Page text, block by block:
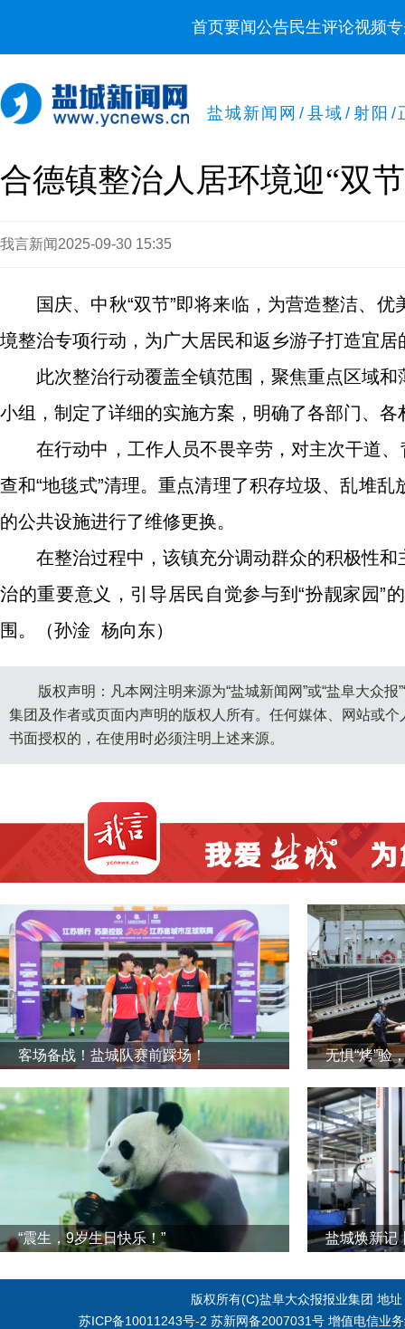
首页要闻公告民生评论视频
盐城新闻网 / 县域 / 射阳 /
合德镇整治人居环境迎“双
我言新闻 2025-09-30 15:35
国庆、中秋“双节”即将来临，为营造整洁、
境整治专项行动，为广大居民和返乡游子打造宜居
此次整治行动覆盖全镇范围，聚焦重点区域
小组，制定了详细的实施方案，明确了各部门、
在行动中，工作人员不畏辛劳，对主次干道
查和“地毯式”清理。重点清理了积存垃圾、乱堆
的公共设施进行了维修更换。
在整治过程中，该镇充分调动群众的积极性
治的重要意义，引导居民自觉参与到“扮靓家园”
围。（孙淦 杨向东）
版权声明：凡本网注明来源为“盐城新闻网”或“盐阜大众
集团及作者或页面内声明的版权人所有。任何媒体、网站或
书面授权的，在使用时必须注明上述来源。
客场备战！盐城队赛前踩场！ 无惧“烤”验
“震生，9岁生日快乐！”
版权所有(C)盐阜大众报报业集团 地
苏ICP备10011243号-2 苏新网备2007031号 增值电信业